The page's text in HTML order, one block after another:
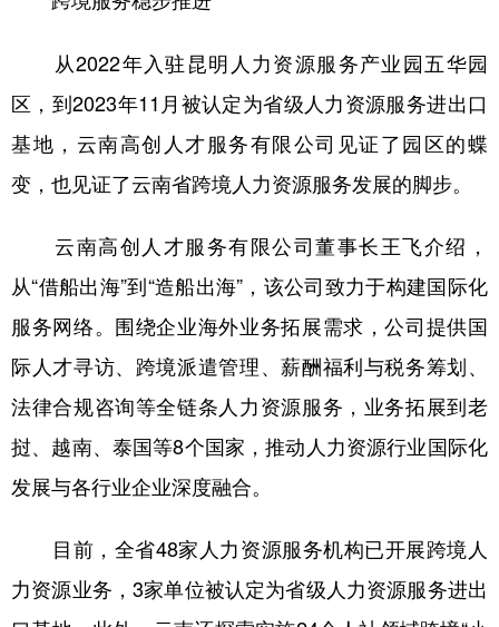
从2022年入驻昆明人力资源服务产业园五华园
区，到2023年11月被认定为省级人力资源服务进出口
基地，云南高创人才服务有限公司见证了园区的蝶
变，也见证了云南省跨境人力资源服务发展的脚步。
云南高创人才服务有限公司董事长王飞介绍，
从“借船出海”到“造船出海”，该公司致力于构建国际化
服务网络。围绕企业海外业务拓展需求，公司提供国
际人才寻访、跨境派遣管理、薪酬福利与税务筹划、
法律合规咨询等全链条人力资源服务，业务拓展到老
挝、越南、泰国等8个国家，推动人力资源行业国际化
发展与各行业企业深度融合。
目前，全省48家人力资源服务机构已开展跨境人
力资源业务，3家单位被认定为省级人力资源服务进出